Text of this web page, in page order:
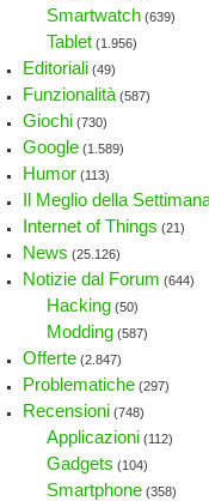
Smartwatch (639)
Tablet (1.956)
Editoriali (49)
Funzionalità (587)
Giochi (730)
Google (1.589)
Humor (113)
Il Meglio della
Internet of Things (21)
News (25.126)
Notizie dal Forum (644)
Hacking (50)
Modding (587)
Offerte (2.847)
Problematiche (297)
Recensioni (748)
Applicazioni (112)
Gadgets (104)
Smartphone (358)